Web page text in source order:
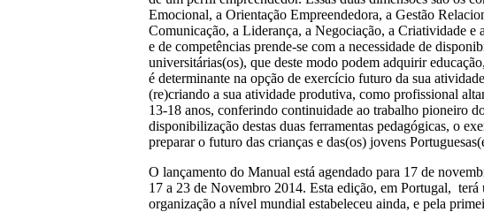
Emocional, a Orientação Empreendedora, a Gestão
Comunicação, a Liderança, a Negociação, a Criatividade
e de competências prende-se com a necessidade de
universitárias(os), que deste modo podem adquirir
é determinante na opção de exercício futuro da sua
(re)criando a sua atividade produtiva, como profissional
13-18 anos, conferindo continuidade ao trabalho pioneiro
disponibilização destas duas ferramentas pedagógicas, o
preparar o futuro das crianças e das(os) jovens
O lançamento do Manual está agendado para 17 de
17 a 23 de Novembro 2014. Esta edição, em Portugal,
organização a nível mundial estabeleceu ainda, e pela